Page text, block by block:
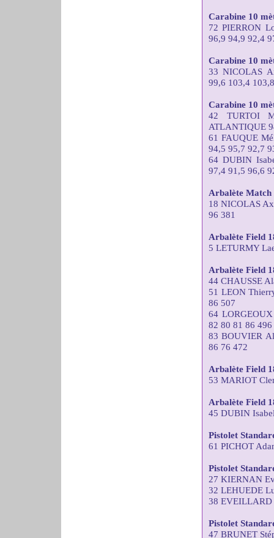
Carabine 10
72 PIERRON
96,9 94,9 92,4
Carabine 10
33 NICOLAS
99,6 103,4
Carabine 10
42 TURTOI
ATLANTIQUE
61 FAUQUE
94,5 95,7 92,7
64 DUBIN
97,4 91,5 96,6
Arbalète Match
18 NICOLAS
96 381
Arbalète Field
5 LETURMY
Arbalète Field
44 CHAUSSE
51 LEON
86 507
64
82 80 81 86 496
83 BOUVIER
86 76 472
Arbalète Field
53 MARIOT
Arbalète Field
45 DUBIN
Pistolet
61 PICHOT
Pistolet
27 KIERNAN
32 LEHUEDE
38 EVEILLARD
Pistolet
47 BRUNET